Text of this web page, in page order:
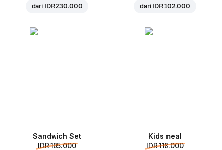
dari IDR 230.000 dari IDR 102.000
Sandwich Set
IDR 105.000
Kids meal
IDR 118.000